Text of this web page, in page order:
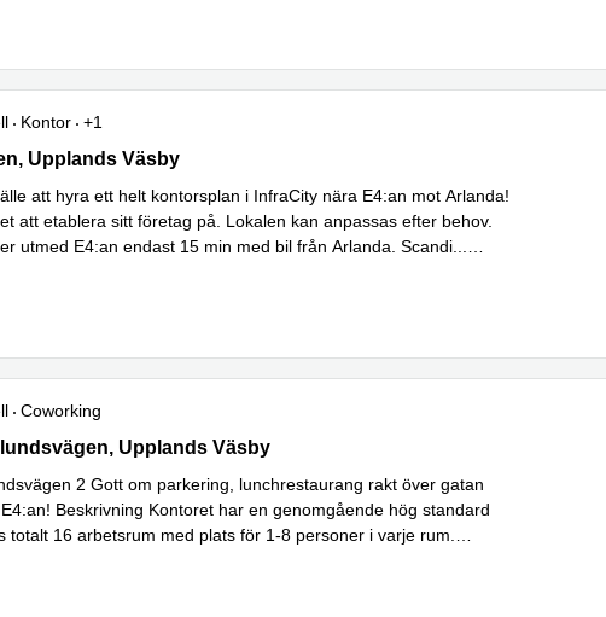
Kontor
+1
10A, Upplands Väsby
Upplands Väsby
att hyra ett helt kontorsplan i InfraCity nära E4:an mot Arlanda!
att etablera sitt företag på. Lokalen kan anpassas efter behov.
utmed E4:an endast 15 min med bil från Arlanda. Scandi
Coworking
2, Upplands Väsby
Upplands Väsby
2 Gott om parkering, lunchrestaurang rakt över gatan
Beskrivning Kontoret har en genomgående hög standard
totalt 16 arbetsrum med plats för 1-8 personer i varje rum.